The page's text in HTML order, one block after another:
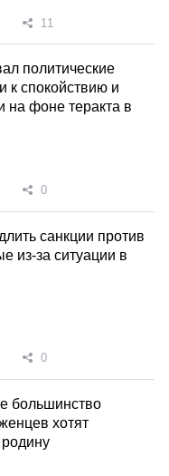
11
политические
к спокойствию и
на фоне теракта в
0
санкции против
из-за ситуации в
0
большинство
хотят